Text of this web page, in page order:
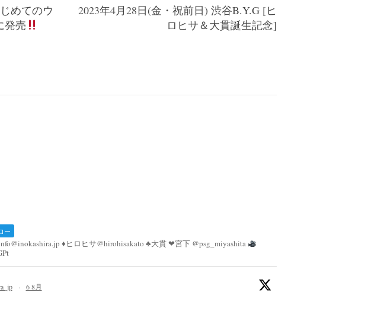
めてのウ
発売
2023年4月28日(金・祝前日) 渋谷B.Y.G [ヒ
ロヒサ＆大貫誕生記念]
ー
♦︎ヒロヒサ@hirohisakato ♣︎大貫 ❤︎宮下 @psg_miyashita
· 6 8月